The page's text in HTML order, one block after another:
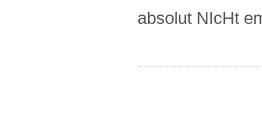
absolut NIcHt